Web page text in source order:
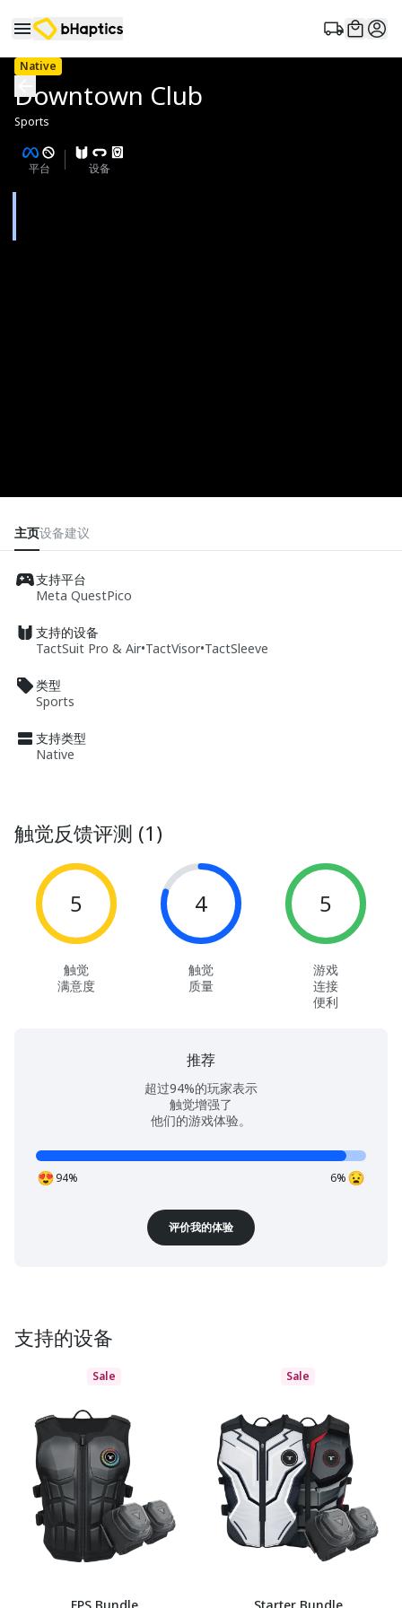
Native
Downtown Club
Sports
平台 设备
主页设备建议
支持平台
Meta QuestPico
支持的设备
TactSuit Pro & Air•TactVisor•TactSleeve
类型
Sports
支持类型
Native
触觉反馈评测 (1)
5
触觉
满意度
4
触觉
质量
5
游戏
连接
便利
推荐
超过94%的玩家表示
触觉增强了
他们的游戏体验。
94% 6%
评价我的体验
支持的设备
Sale Sale